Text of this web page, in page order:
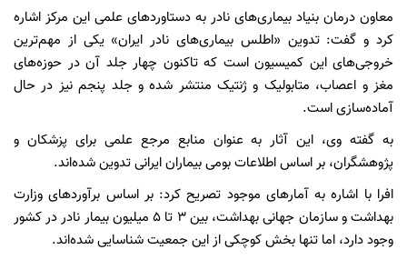
معاون درمان بنیاد بیماری‌های نادر به دستاوردهای علمی این مرکز اشاره
کرد و گفت: تدوین «اطلس بیماری‌های نادر ایران» یکی از مهم‌ترین
خروجی‌های این کمیسیون است که تاکنون چهار جلد آن در حوزه‌های
مغز و اعصاب، متابولیک و ژنتیک منتشر شده و جلد پنجم نیز در حال
آماده‌سازی است.
به گفته وی، این آثار به عنوان منابع مرجع علمی برای پزشکان و
پژوهشگران، بر اساس اطلاعات بومی بیماران ایرانی تدوین شده‌اند.
افرا با اشاره به آمارهای موجود تصریح کرد: بر اساس برآوردهای وزارت
بهداشت و سازمان جهانی بهداشت، بین ۳ تا ۵ میلیون بیمار نادر در کشور
وجود دارد، اما تنها بخش کوچکی از این جمعیت شناسایی شده‌اند.